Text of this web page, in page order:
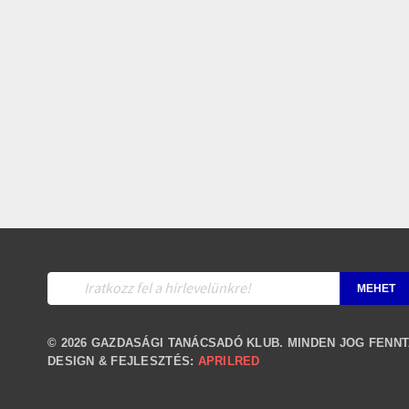
© 2026 GAZDASÁGI TANÁCSADÓ KLUB. MINDEN JOG
DESIGN & FEJLESZTÉS: APRILRED